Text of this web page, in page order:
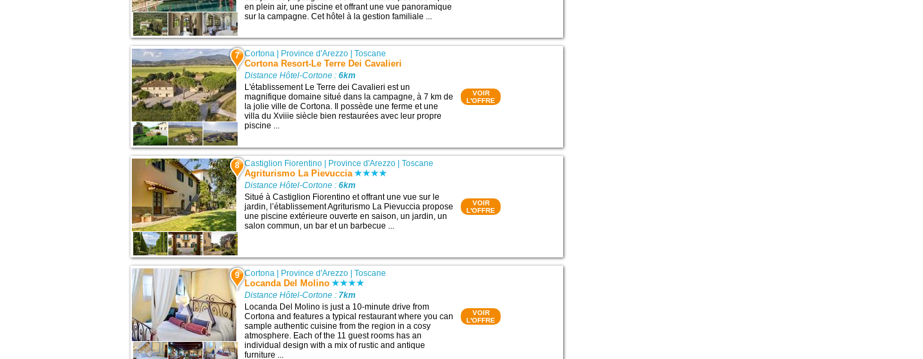
en plein air, une piscine et offrant une vue panoramique
sur la campagne. Cet hôtel à la gestion familiale ...
7 Cortona | Province d'Arezzo |Toscane
Cortona Resort-Le Terre Dei Cavalieri
Distance Hôtel-Cortone :6km
L'établissement Le Terre dei Cavalieri est un
magnifique domaine situé dans la campagne, à 7 km de
la jolie ville de Cortona. Il possède une ferme et une
villa du Xviiie siècle bien restaurées avec leur propre
piscine ...
VOIR
L'OFFRE
8 Castiglion Fiorentino | Province d'Arezzo |Toscane
Agriturismo La Pievuccia
Distance Hôtel-Cortone :6km
Situé à Castiglion Fiorentino et offrant une vue sur le
jardin, l’établissement Agriturismo La Pievuccia propose
une piscine extérieure ouverte en saison, un jardin, un
salon commun, un bar et un barbecue ...
VOIR
L'OFFRE
9 Cortona Province d'Arezzo |Toscane
Locanda Del Molino
Distance Hôtel-Cortone : 7km
Locanda Del Molino is just a 10-minute drive from
Cortona and features a typical restaurant where you can
sample authentic cuisine from the region in a cosy
atmosphere. Each of the 11 guest rooms has an
individual design with a mix of rustic and antique
furniture ...
VOIR
L'OFFRE